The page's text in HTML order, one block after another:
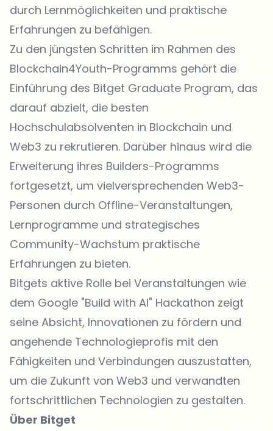
durch Lernmöglichkeiten und praktische
Erfahrungen zu befähigen.
Zu den jüngsten Schritten im Rahmen des
Blockchain4Youth-Programms gehört die
Einführung des Bitget Graduate Program, das
darauf abzielt, die besten
Hochschulabsolventen in Blockchain und
Web3 zu rekrutieren. Darüber hinaus wird die
Erweiterung ihres Builders-Programms
fortgesetzt, um vielversprechenden Web3-
Personen durch Offline-Veranstaltungen,
Lernprogramme und strategisches
Community-Wachstum praktische
Erfahrungen zu bieten.
Bitgets aktive Rolle bei Veranstaltungen wie
dem Google "Build with AI" Hackathon zeigt
seine Absicht, Innovationen zu fördern und
angehende Technologieprofis mit den
Fähigkeiten und Verbindungen auszustatten,
um die Zukunft von Web3 und verwandten
fortschrittlichen Technologien zu gestalten.
Über Bitget